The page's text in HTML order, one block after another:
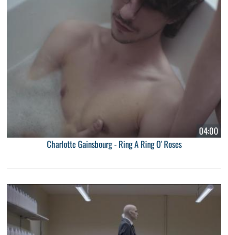
04:00
Charlotte Gainsbourg - Ring A Ring O' Roses